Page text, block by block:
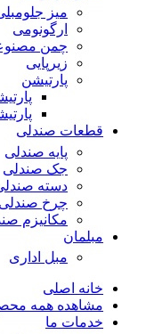
میز
ارگونومی
چمن
زیرپایی
پارتیشن
قطعات صندلی
پایه صندلی
جک صندلی
دسته
چرخ صندلی
مکانیزم
مبلمان
مبل اداری
خانه اصلی
مشاهده همه
خدمات ما